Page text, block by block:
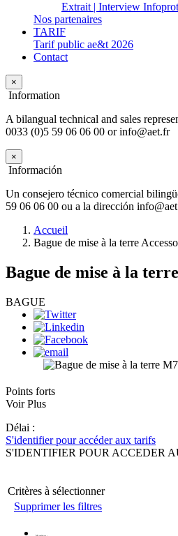
Extrait | Interview
Nos partenaires
TARIF
Tarif public ae&t 2026
Contact
×
Information
A bilangual technical and sales
0033 (0)5 59 06 06 00 or info@aet.fr
×
Información
Un consejero técnico comercial
59 06 06 00 ou a la dirección
Accueil
Bague de mise à la terre
Bague de mise à la
BAGUE
Points forts
Voir Plus
Délai :
S'identifier pour accéder aux tarifs
S'IDENTIFIER POUR ACCEDER
Critères à sélectionner
Supprimer les filtres